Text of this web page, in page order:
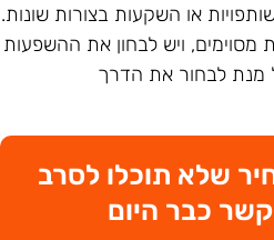
או השקעות בצורות שונות.
מסוימים, ויש לבחון את ההשפעות
מנת לבחור את הדרך
שלא תוכלו לסרב
קשר כבר היום